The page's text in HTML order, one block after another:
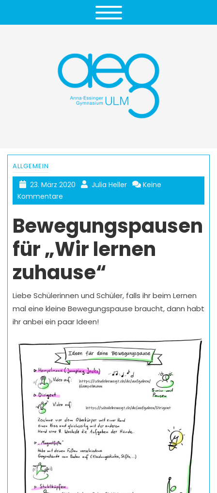
ALLGEMEIN
23. März 2020 Julia Heller
Keine
Kommentare
Bewegungspausen
für „Wir lernen
zuhause“
Liebe Schülerinnen und Schüler, falls ihr beim Lernen
mal eine kleine Bewegungspause braucht, dann habt
ihr anbei ein paar Ideen!